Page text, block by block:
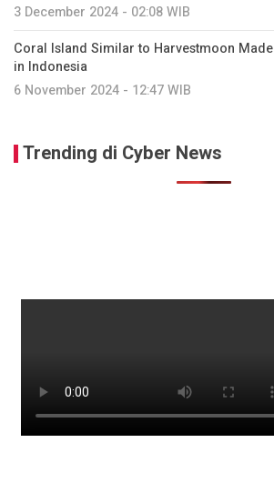
3 December 2024 - 02:08 WIB
Coral Island Similar to Harvestmoon Made
in Indonesia
6 November 2024 - 12:47 WIB
Trending di Cyber News